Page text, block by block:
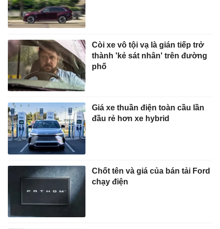
Còi xe vô tội vạ là gián tiếp trở
thành 'kẻ sát nhân' trên đường
phố
Giá xe thuần điện toàn cầu lần
đầu rẻ hơn xe hybrid
Chốt tên và giá của bán tải Ford
chạy điện